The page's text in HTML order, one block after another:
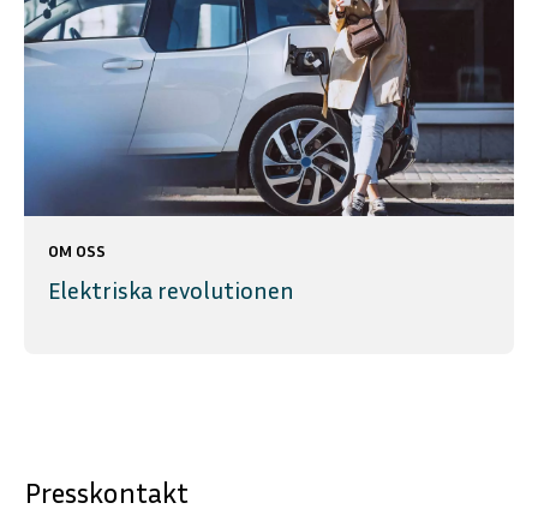
OM OSS
Elektriska revolutionen
Presskontakt